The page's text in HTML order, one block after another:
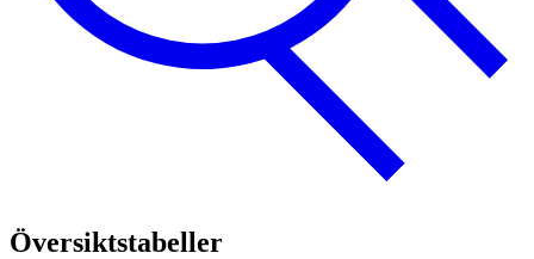
Översiktstabeller